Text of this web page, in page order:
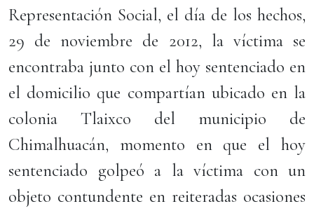
Representación Social, el día de los hechos,
29 de noviembre de 2012, la víctima se
encontraba junto con el hoy sentenciado en
el domicilio que compartían ubicado en la
colonia Tlaixco del municipio de
Chimalhuacán, momento en que el hoy
sentenciado golpeó a la víctima con un
objeto contundente en reiteradas ocasiones